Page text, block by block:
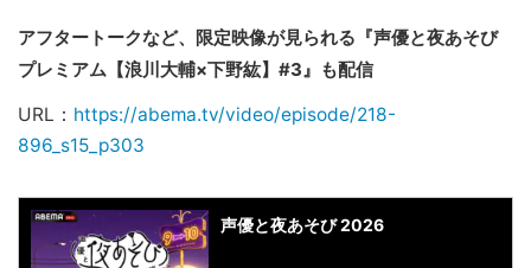
アフタートークなど、限定映像が見られる『声優と夜あそび
プレミアム【浪川大輔×下野紘】#3』も配信
URL： https://abema.tv/video/episode/218-
896_s15_p303
声優と夜あそび 2026